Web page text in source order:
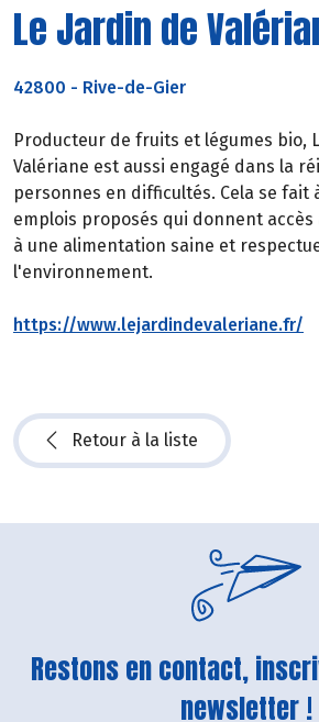
Le Jardin de
42800 - Rive-de-Gier
Producteur de fruits et légumes bio,
Valériane est aussi engagé dans la
personnes en difficultés. Cela se fait
emplois proposés qui donnent
à une alimentation saine et
l'environnement.
https://www.lejardindevaleriane.fr/
Retour à la liste
Restons en contact,
newsletter !